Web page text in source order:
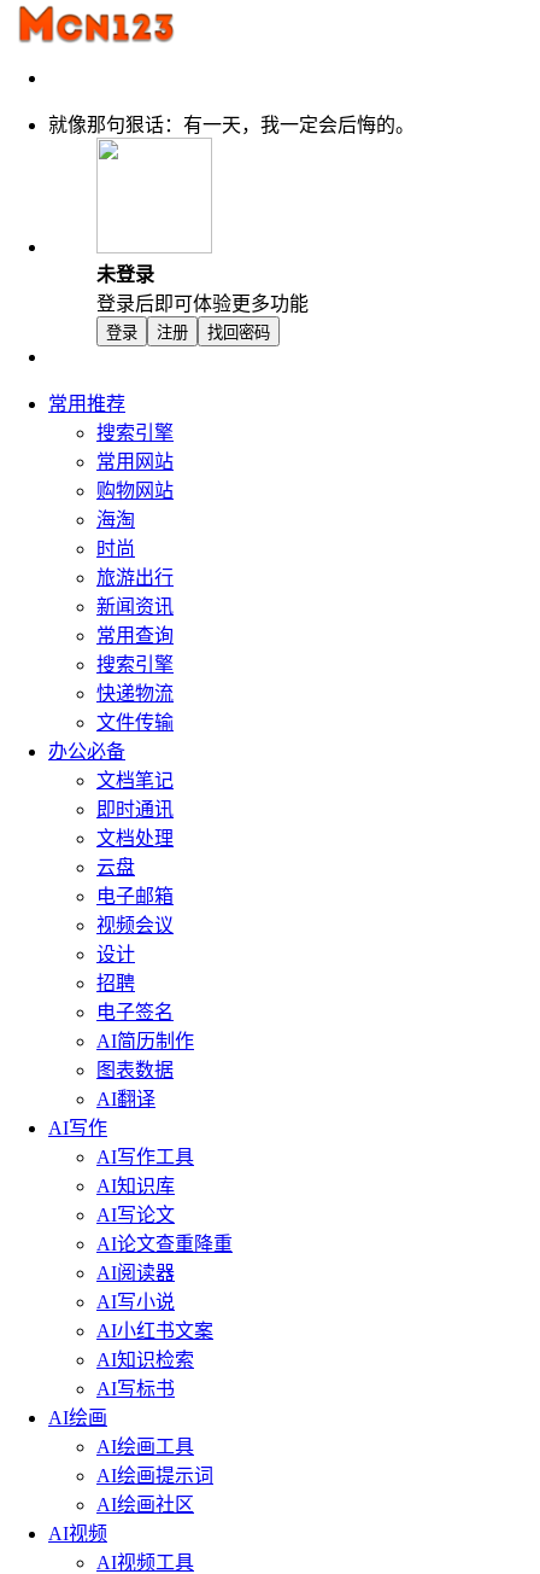
就像那句狠话：有一天，我一定会后悔的。
未登录
登录后即可体验更多功能
登录 注册 找回密码
常用推荐
搜索引擎
常用网站
购物网站
海淘
时尚
旅游出行
新闻资讯
常用查询
搜索引擎
快递物流
文件传输
办公必备
文档笔记
即时通讯
文档处理
云盘
电子邮箱
视频会议
设计
招聘
电子签名
AI简历制作
图表数据
AI翻译
AI写作
AI写作工具
AI知识库
AI写论文
AI论文查重降重
AI阅读器
AI写小说
AI小红书文案
AI知识检索
AI写标书
AI绘画
AI绘画工具
AI绘画提示词
AI绘画社区
AI视频
AI视频工具